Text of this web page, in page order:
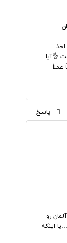
👌آیا
عملاً
پاسخ
رو
اینکه